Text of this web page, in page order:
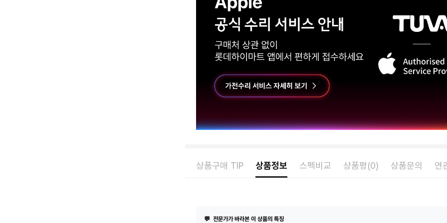
상품구매 TIP 상품정보 스펙비교 상품평(0) 상품문의 연
💬 전문가가 바라본 이 상품의 특징